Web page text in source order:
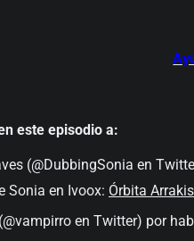
este episodio a:
(@DubbingSonia en
Sonia en Ivoox: Órbita
en Twitter) por